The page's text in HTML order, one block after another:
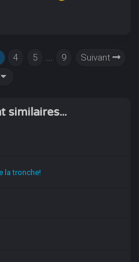
4 5 ... 9 Suivant
similaires...
la tronche!